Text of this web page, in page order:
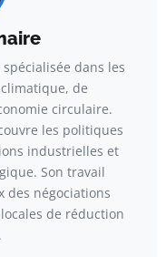
dans les
de
circulaire.
les politiques
industrielles et
Son travail
des négociations
de réduction